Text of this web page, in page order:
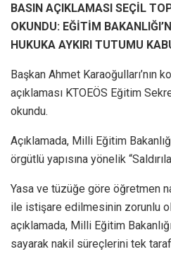
BASIN AÇIKLAMASI SEÇİL
OKUNDU: EĞİTİM
HUKUKA AYKIRI TUTUMU
Başkan Ahmet Karaoğulları’nın
açıklaması KTOEÖS Eğitim
okundu.
Açıklamada, Milli Eğitim
örgütlü yapısına yönelik
Yasa ve tüzüğe göre öğretmen
ile istişare edilmesinin zorunlu
açıklamada, Milli Eğitim
sayarak nakil süreçlerini tek